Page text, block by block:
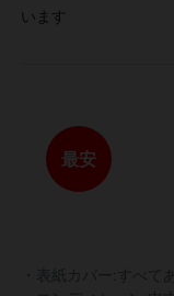
います
最安